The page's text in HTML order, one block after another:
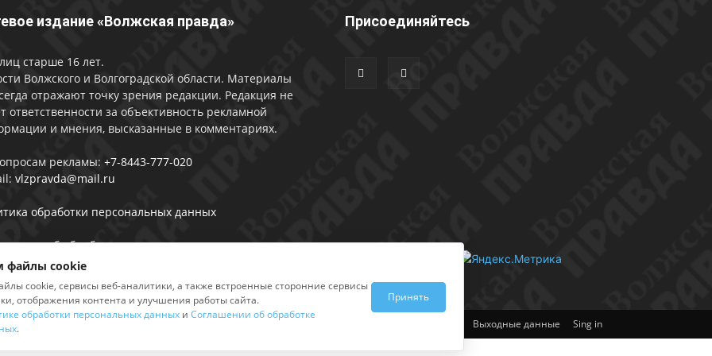
издание «Волжская правда»
старше 16 лет.
Волжского и Волгоградской области. Материалы
отражают точку зрения редакции. Редакция не
ответственности за объективность рекламной
и мнения, высказанные в комментариях.
рекламы: +7-8443-777-020
vlzpravda@mail.ru
обработки персональных данных
об обработке персональных данных
Присоединяйтесь
Выходные данные Sing in
файлы cookie
cookie, сервисы веб-аналитики, а также встроенные сторонние сервисы
отображения контента и улучшения работы сайта.
обработки персональных данных и Соглашении об обработке
.
Принять